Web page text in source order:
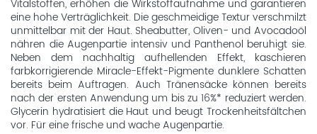
Vitalstoffen, erhöhen die Wirkstoffaufnahme und garantieren
eine hohe Verträglichkeit. Die geschmeidige Textur verschmilzt
unmittelbar mit der Haut. Sheabutter, Oliven- und Avocadoöl
nähren die Augenpartie intensiv und Panthenol beruhigt sie.
Neben dem nachhaltig aufhellenden Effekt, kaschieren
farbkorrigierende Miracle-Effekt-Pigmente dunklere Schatten
bereits beim Auftragen. Auch Tränensäcke können bereits
nach der ersten Anwendung um bis zu 16%* reduziert werden.
Glycerin hydratisiert die Haut und beugt Trockenheitsfältchen
vor. Für eine frische und wache Augenpartie.